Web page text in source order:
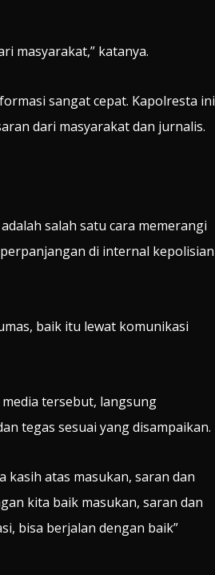
masyarakat,” katanya.
sangat cepat. Kapolresta ini
dari masyarakat dan jurnalis.
salah satu cara memerangi
di internal kepolisian
baik itu lewat komunikasi
tersebut, langsung
tegas sesuai yang disampaikan.
kasih atas masukan, saran dan
kita baik masukan, saran dan
bisa berjalan dengan baik”